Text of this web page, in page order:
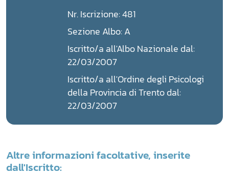
Nr. Iscrizione: 481
Sezione Albo: A
Iscritto/a all'Albo Nazionale dal:
22/03/2007
Iscritto/a all'Ordine degli Psicologi
della Provincia di Trento dal:
22/03/2007
Altre informazioni facoltative, inserite
dall'Iscritto: